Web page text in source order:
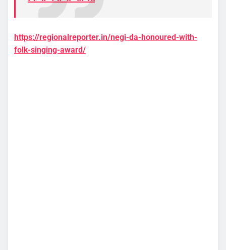
https://regionalreporter.in/negi-da-honoured-with-
folk-singing-award/